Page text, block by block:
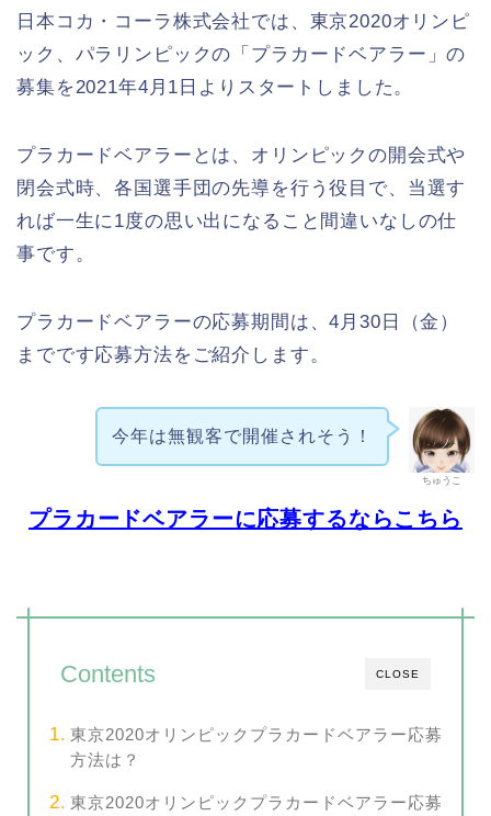
日本コカ・コーラ株式会社では、東京2020オリンピ
ック、パラリンピックの「プラカードベアラー」の
募集を2021年4月1日よりスタートしました。
プラカードベアラーとは、オリンピックの開会式や
閉会式時、各国選手団の先導を行う役目で、当選す
れば一生に1度の思い出になること間違いなしの仕
事です。
プラカードベアラーの応募期間は、4月30日（金）
までです応募方法をご紹介します。
ちゅうこ
今年は無観客で開催されそう！
プラカードベアラーに応募するならこちら
CLOSE
Contents
東京2020オリンピックプラカードベアラー応募
方法は？
東京2020オリンピックプラカードベアラー応募